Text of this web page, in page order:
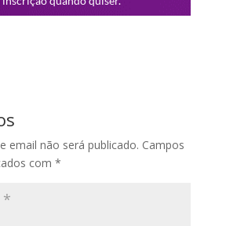
email não será publicado. Campos
com *